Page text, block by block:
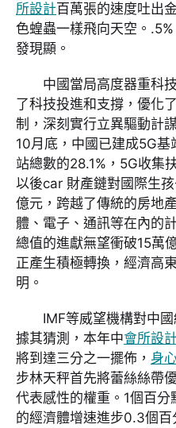
所設計百萬張的速度吐出
色蝗蟲一樣飛向天空。
發現顯。
中國當局高度器重科
了科技投進和支撐，優化
制，深刻實行立異驅動計
10月底，中國已建成5G
站總數的28.1%，5G收集
以後car 財產鏈對國際生
億元，跨越了傳統的房地
體、電子、通訊等在內的
總值的進獻無望衝破15萬
正產生積極轉換，經濟高
明。
IMF等威望機構對中
據其猜測，本年中會所設
將到達三分之一擺佈， 身
步林天秤首先將蕾絲絲帶
代表感性的權重。1個百
的經濟體增速進步0.3個百